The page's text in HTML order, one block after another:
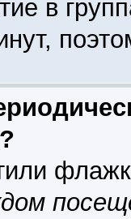
в